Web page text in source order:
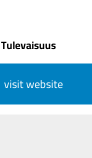
visit website